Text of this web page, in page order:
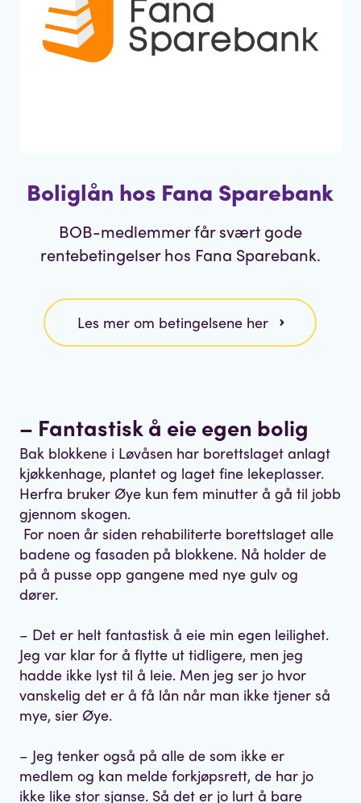
Boliglån hos Fana Sparebank
BOB-medlemmer får svært gode
rentebetingelser hos Fana Sparebank.
Les mer om betingelsene her
– Fantastisk å eie egen bolig
Bak blokkene i Løvåsen har borettslaget anlagt
kjøkkenhage, plantet og laget fine lekeplasser.
Herfra bruker Øye kun fem minutter å gå til jobb
gjennom skogen.
For noen år siden rehabiliterte borettslaget alle
badene og fasaden på blokkene. Nå holder de
på å pusse opp gangene med nye gulv og
dører.
– Det er helt fantastisk å eie min egen leilighet.
Jeg var klar for å flytte ut tidligere, men jeg
hadde ikke lyst til å leie. Men jeg ser jo hvor
vanskelig det er å få lån når man ikke tjener så
mye, sier Øye.
– Jeg tenker også på alle de som ikke er
medlem og kan melde forkjøpsrett, de har jo
ikke like stor sjanse. Så det er jo lurt å bare